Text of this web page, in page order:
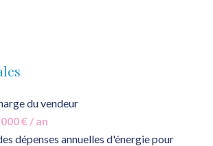
du vendeur
€ / an
dépenses annuelles d'énergie pour